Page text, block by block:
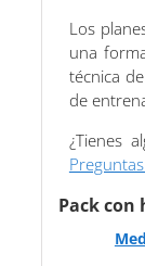
Los
una
técnica
de
¿Tienes
Pack con